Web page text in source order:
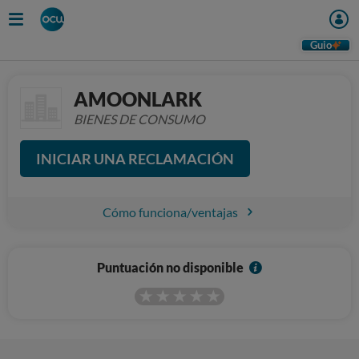
Guio
AMOONLARK
BIENES DE CONSUMO
INICIAR UNA RECLAMACIÓN
Cómo funciona/ventajas
Puntuación no disponible
I